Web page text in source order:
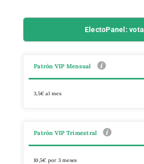
ElectoPanel: vota
Patrón VIP Mensual
3,5€ al mes
Patrón VIP Trimestral
10,5€ por 3 meses